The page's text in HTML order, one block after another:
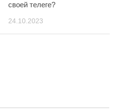
своей телеге?
24.10.2023